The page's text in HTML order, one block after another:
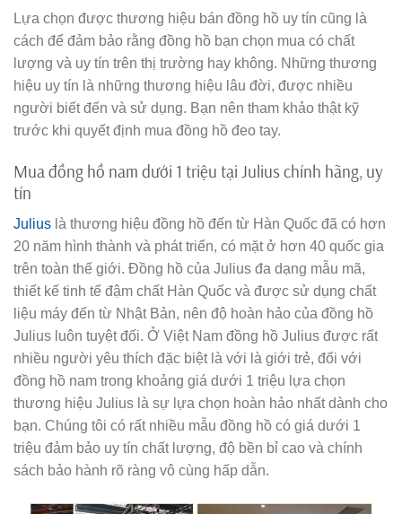
Lựa chọn được thương hiệu bán đồng hồ uy tín cũng là
cách để đảm bảo rằng đồng hồ bạn chọn mua có chất
lượng và uy tín trên thị trường hay không. Những thương
hiệu uy tín là những thương hiệu lâu đời, được nhiều
người biết đến và sử dụng. Bạn nên tham khảo thật kỹ
trước khi quyết định mua đồng hồ đeo tay.
Mua đồng hồ nam dưới 1 triệu tại Julius chính hãng, uy
tín
Julius là thương hiệu đồng hồ đến từ Hàn Quốc đã có hơn
20 năm hình thành và phát triển, có mặt ở hơn 40 quốc gia
trên toàn thế giới. Đồng hồ của Julius đa dạng mẫu mã,
thiết kế tinh tế đậm chất Hàn Quốc và được sử dụng chất
liệu máy đến từ Nhật Bản, nên độ hoàn hảo của đồng hồ
Julius luôn tuyệt đối. Ở Việt Nam đồng hồ Julius được rất
nhiều người yêu thích đặc biệt là với là giới trẻ, đối với
đồng hồ nam trong khoảng giá dưới 1 triệu lựa chọn
thương hiệu Julius là sự lựa chọn hoàn hảo nhất dành cho
bạn. Chúng tôi có rất nhiều mẫu đồng hồ có giá dưới 1
triệu đảm bảo uy tín chất lượng, độ bền bỉ cao và chính
sách bảo hành rõ ràng vô cùng hấp dẫn.